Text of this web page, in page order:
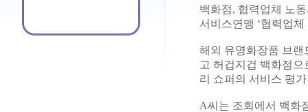
백화점, 협력업체 노
서비스연맹 ‘협력업
해외 유명화장품 브
고 허겁지겁 백화점
리 쇼퍼의 서비스 평
A씨는 조회에서 백화